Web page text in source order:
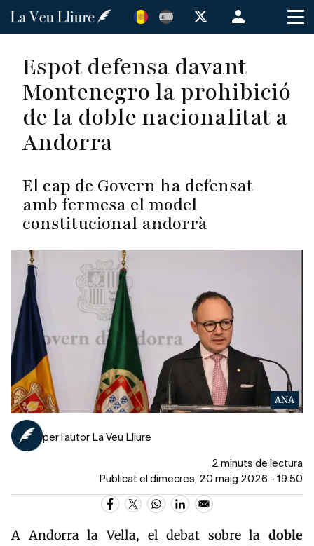
Vés
Menú
de
cuenta
de
usuario
Espot defensa davant
Montenegro la prohibició
de la doble nacionalitat a
Andorra
El cap de Govern ha defensat
amb fermesa el model
constitucional andorrà
ANA
per l’autor La Veu Lliure
2 minuts de lectura
Publicat el dimecres, 20 maig 2026 - 19:50
AAndorra la Vella, el debat sobre la doble